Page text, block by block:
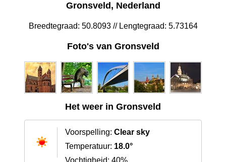
Gronsveld, Nederland
Breedtegraad: 50.8093 // Lengtegraad: 5.73164
Foto's van Gronsveld
Het weer in Gronsveld
Voorspelling: Clear sky
Temperatuur: 18.0°